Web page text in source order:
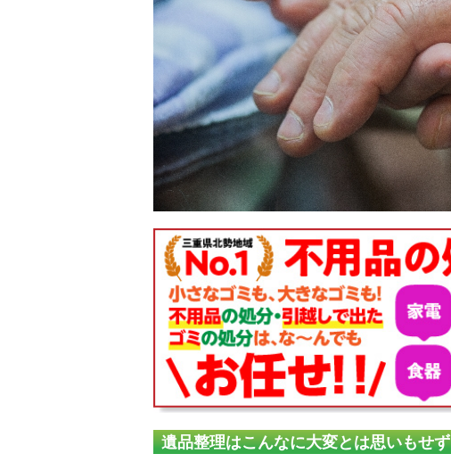
遺品整理はこんなに大変とは思いもせず